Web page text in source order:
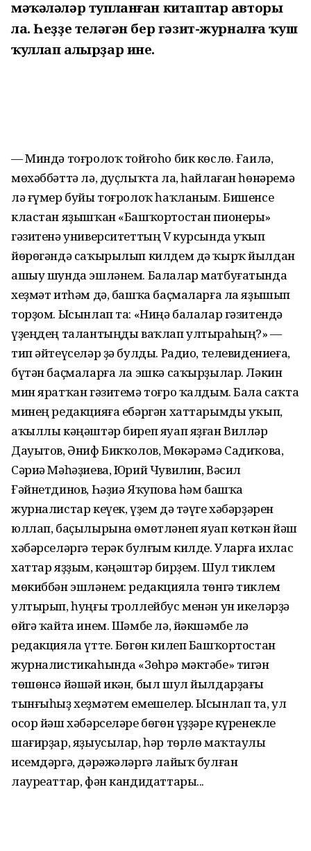
мәҡәләләр тупланған китаптар авторы
ла. Һеҙҙе теләгән бер гәзит-журналға ҡуш
ҡуллап алырҙар ине.
— Миндә тоғролоҡ тойғоһо бик көслө. Ғаилә,
мөхәббәттә лә, дуҫлыҡта ла, һайлаған һөнәремә
лә ғүмер буйы тоғролоҡ һаҡланым. Бишенсе
кластан яҙышҡан «Башҡортостан пионеры»
гәзитенә университеттың V курсында уҡып
йөрөгәндә саҡырылып килдем дә ҡырҡ йылдан
ашыу шунда эшләнем. Балалар матбуғатында
хеҙмәт итһәм дә, башҡа баҫмаларға ла яҙышып
торҙом. Ысынлап та: «Ниңә балалар гәзитендә
үҙеңдең талантыңды ваҡлап ултыраһың?» —
тип әйтеүселәр ҙә булды. Радио, телевидениеға,
бүтән баҫмаларға ла эшкә саҡырҙылар. Ләкин
мин яратҡан гәзитемә тоғро ҡалдым. Бала саҡта
минең редакцияға ебәргән хаттарымды уҡып,
аҡыллы кәңәштәр биреп яуап яҙған Вилләр
Дауытов, Әниф Бикҡолов, Мөкәрәмә Садиҡова,
Сәриә Мәһәҙиева, Юрий Чувилин, Вәсил
Ғәйнетдинов, Һәҙиә Яҡупова һәм башҡа
журналистар кеүек, үҙем дә тәүге хәбәрҙәрен
юллап, баҫылырына өмөтләнеп яуап көткән йәш
хәбәрселәргә терәк булғым килде. Уларға ихлас
хаттар яҙҙым, кәңәштәр бирҙем. Шул тиклем
мөкиббән эшләнем: редакцияла төнгә тиклем
ултырып, һуңғы троллейбус менән ун икеләрҙә
өйгә ҡайта инем. Шәмбе лә, йәкшәмбе лә
редакцияла үтте. Бөгөн килеп Башҡортостан
журналистикаһында «Зөһрә мәктәбе» тигән
төшөнсә йәшәй икән, был шул йылдарҙағы
тынғыһыҙ хеҙмәтем емешелер. Ысынлап та, ул
осор йәш хәбәрселәре бөгөн үҙҙәре күренекле
шағирҙар, яҙыусылар, һәр төрлө маҡтаулы
исемдәргә, дәрәжәләргә лайыҡ булған
лауреаттар, фән кандидаттары...